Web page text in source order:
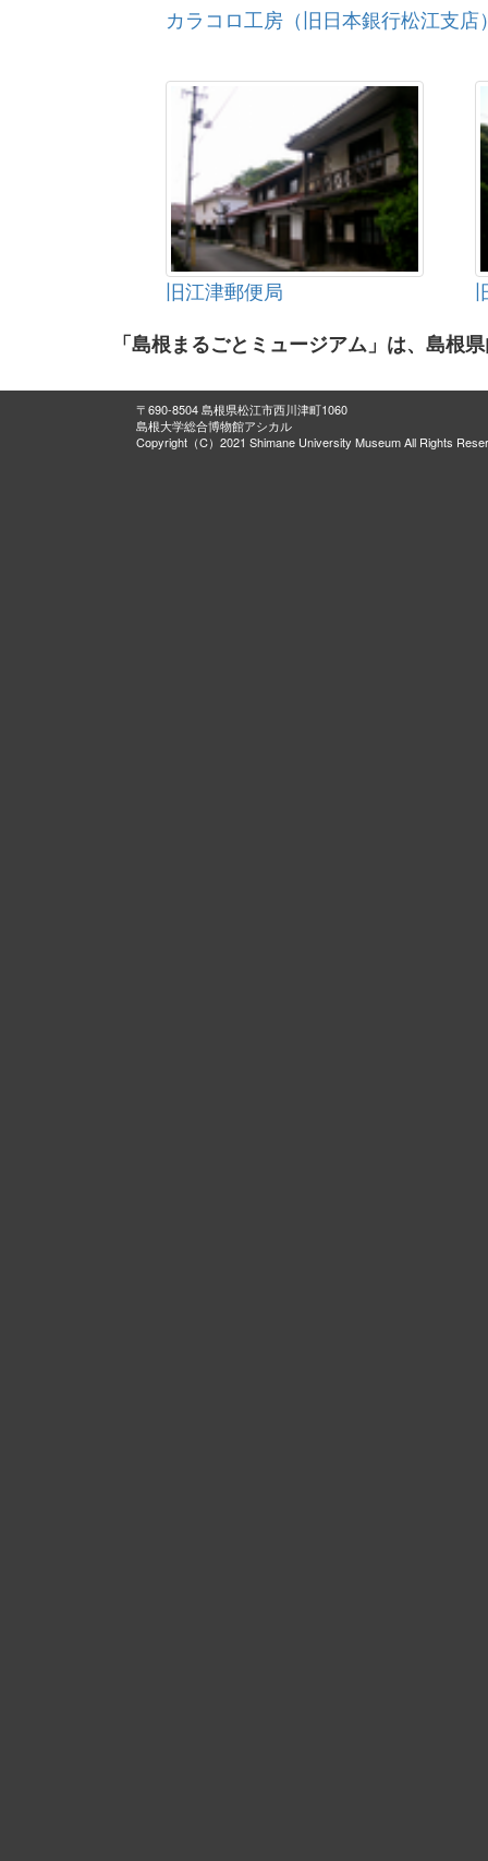
カラコロ工房（旧日本銀行松江支店
旧江津郵便局
「島根まるごとミュージアム」は、島根
〒690-8504 島根県松江市西川津町1060
島根大学総合博物館アシカル
Copyright（C）2021 Shimane University Museum All Rights